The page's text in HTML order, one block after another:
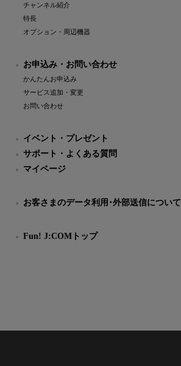
チャンネル紹介
特長
オプション・周辺機器
お申込み・お問い合わせ
かんたんお申込み
サービス追加・変更
お問い合わせ
イベント・プレゼント
サポート・よくある質問
マイページ
お客さまのデータ利用･外部送信について
Fun! J:COMトップ